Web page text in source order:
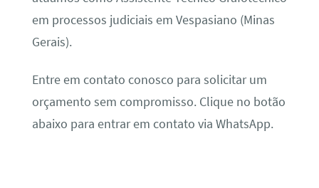
em processos judiciais em Vespasiano (Minas
Gerais).
Entre em contato conosco para solicitar um
orçamento sem compromisso. Clique no botão
abaixo para entrar em contato via WhatsApp.